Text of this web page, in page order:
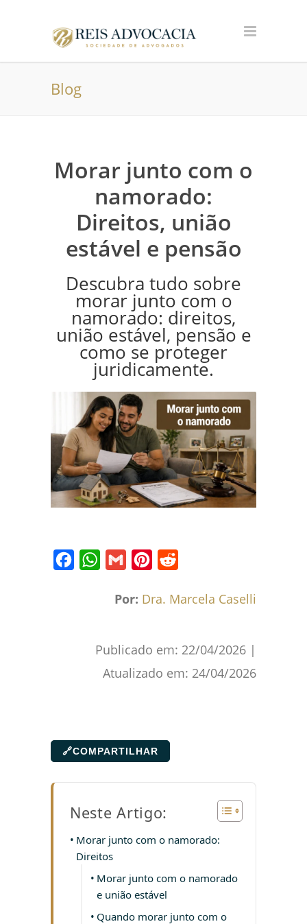
Blog
Morar junto com o
namorado:
Direitos, união
estável e pensão
Descubra tudo sobre
morar junto com o
namorado: direitos,
união estável, pensão e
como se proteger
juridicamente.
FacebookWhatsApp
Gmail Pinterest
Por: Dra. Marcela Caselli
Publicado em: 22/04/2026 |
Atualizado em: 24/04/2026
🔗COMPARTILHAR
Neste Artigo:
Morar junto com o namorado:
Direitos
Morar junto com o namorado
e união estável
Quando morar junto com o